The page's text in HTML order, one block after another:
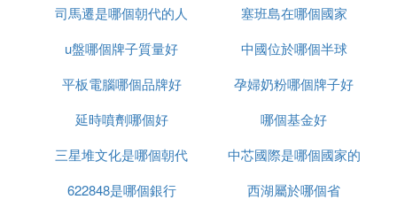
際品牌比肩亮相。差異化的傳播方式，獨辟蹊徑的營
銷手法，使鴻星爾克在國際市場上的競爭力與日俱
司馬遷是哪個朝代的人
塞班島在哪個國家
u盤哪個牌子質量好
中國位於哪個半球
平板電腦哪個品牌好
孕婦奶粉哪個牌子好
延時噴劑哪個好
哪個基金好
三星堆文化是哪個朝代
中芯國際是哪個國家的
622848是哪個銀行
西湖屬於哪個省